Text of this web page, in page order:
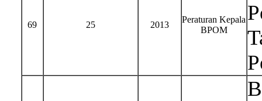
69 25 2013
Peraturan Kepala
BPOM